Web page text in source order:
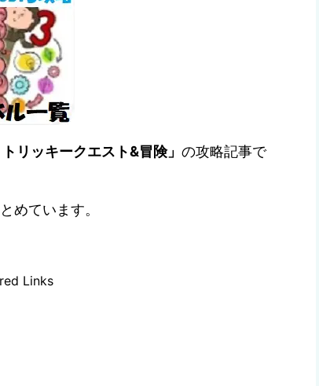
リッキークエスト&冒険」 の攻略記事で
めています。
Links